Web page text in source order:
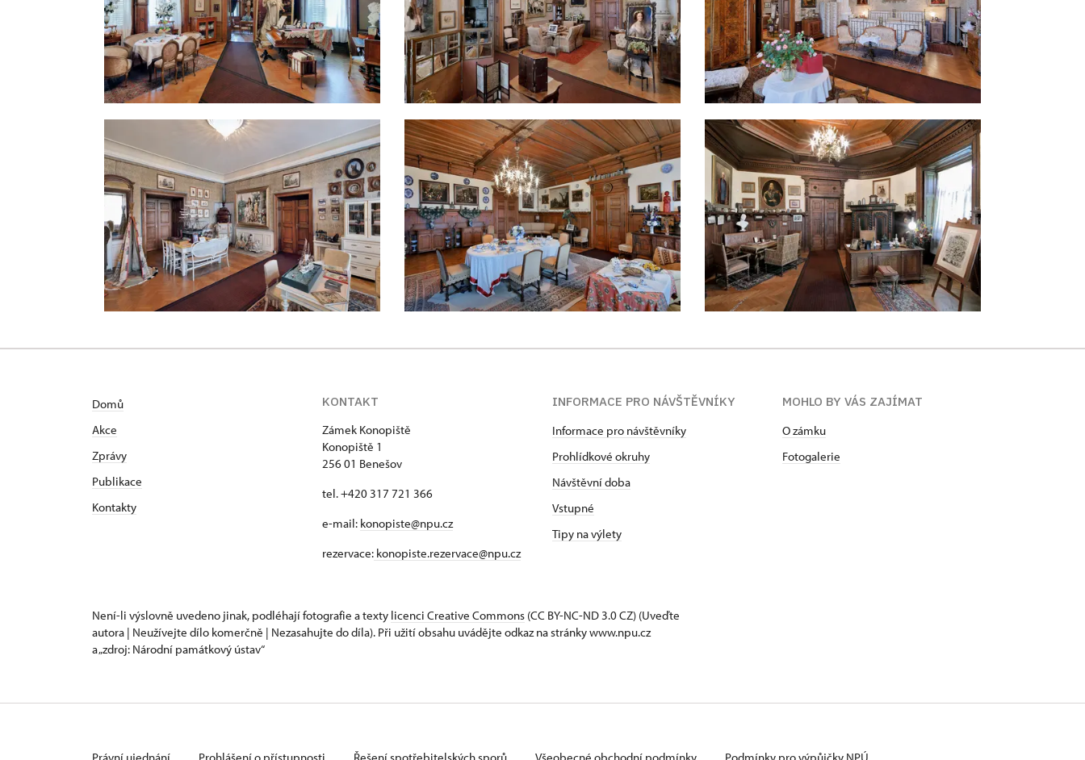
Domů
Akce
Zprávy
Publikace
Kontakty
KONTAKT
Zámek Konopiště
Konopiště 1
256 01 Benešov
tel. +420 317 721 366
e-mail: konopiste@npu.cz
rezervace: konopiste.rezervace@npu.cz
INFORMACE PRO NÁVŠTĚVNÍKY
Informace pro návštěvníky
Prohlídkové okruhy
Návštěvní doba
Vstupné
Tipy na výlety
MOHLO BY VÁS ZAJÍMAT
O zámku
Fotogalerie
Není-li výslovně uvedeno jinak, podléhají fotografie a texty licenci Creative Commons (CC BY-NC-ND 3.0 CZ) (Uveďte
autora | Neužívejte dílo komerčně | Nezasahujte do díla). Při užití obsahu uvádějte odkaz na stránky www.npu.cz
a „zdroj: Národní památkový ústav“